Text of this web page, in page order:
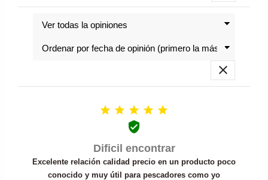

    

Dificil encontrar
Excelente relación calidad precio en un producto poco
conocido y muy útil para pescadores como yo